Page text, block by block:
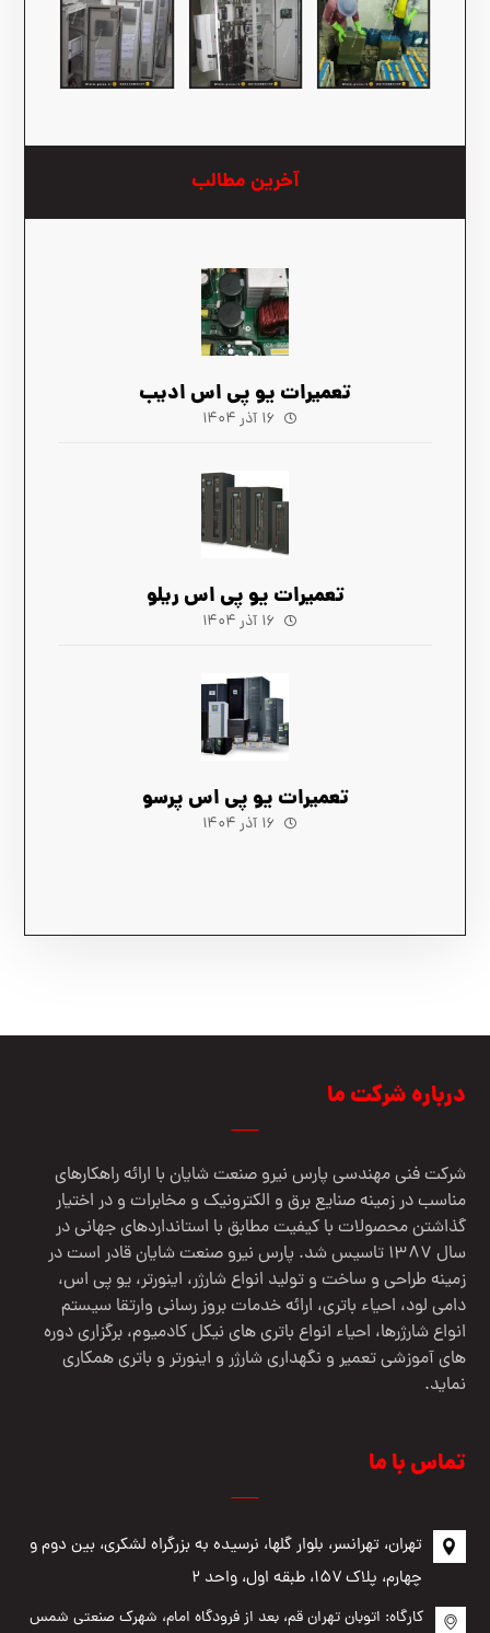
آخرین مطالب
تعمیرات یو پی اس ادیب
۱۶ آذر ۱۴۰۴
تعمیرات یو پی اس ریلو
۱۶ آذر ۱۴۰۴
تعمیرات یو پی اس پرسو
۱۶ آذر ۱۴۰۴
درباره شرکت ما
شرکت فنی مهندسي پارس نيرو صنعت شایان با ارائه راهکارهای
مناسب در زمینه صنایع برق و الکترونیک و مخابرات و در اختیار
گذاشتن محصولات با کیفیت مطابق با استانداردهای جهانی در
سال 1387 تاسیس شد. پارس نیرو صنعت شایان قادر است در
زمینه طراحی و ساخت و تولید انواع شارژر، اینورتر، یو پی اس،
دامی لود، احیاء باتری، ارائه خدمات بروز رسانی وارتقا سیستم
انواع شارژرها، احیاء انواع باتری های نیکل کادمیوم، برگزاری دوره
های آموزشی تعمیر و نگهداری شارژر و اینورتر و باتری همکاری
نماید.
تماس با ما
تهران، تهرانسر، بلوار گلها، نرسیده به بزرگراه لشکری، بین دوم و
چهارم، پلاک ۱۵۷، طبقه اول، واحد ۲
کارگاه: اتوبان تهران قم، بعد از فرودگاه امام، شهرک صنعتی شمس